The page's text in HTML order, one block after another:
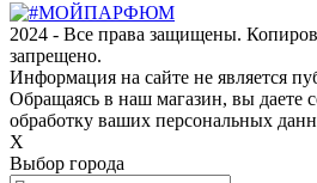
2024 - Все права защищены.
запрещено.
Информация на сайте не является
Обращаясь в наш магазин, вы даете
обработку ваших персональных
Х
Выбор города